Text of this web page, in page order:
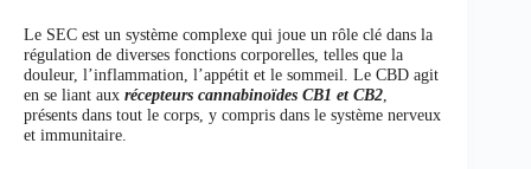
Le SEC est un système complexe qui joue un rôle clé dans la
régulation de diverses fonctions corporelles, telles que la
douleur, l’inflammation, l’appétit et le sommeil. Le CBD agit
en se liant aux récepteurs cannabinoïdes CB1 et CB2
présents dans tout le corps, y compris dans le système nerveux
et immunitaire.